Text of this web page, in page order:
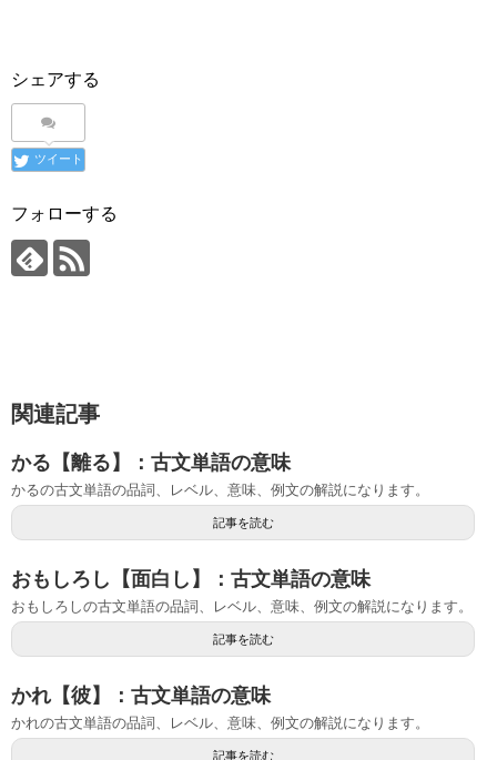
シェアする
ツイート
フォローする
関連記事
かる【離る】：古文単語の意味
かるの古文単語の品詞、レベル、意味、例文の解説になります。
記事を読む
おもしろし【面白し】：古文単語の意味
おもしろしの古文単語の品詞、レベル、意味、例文の解説になります。
記事を読む
かれ【彼】：古文単語の意味
かれの古文単語の品詞、レベル、意味、例文の解説になります。
記事を読む